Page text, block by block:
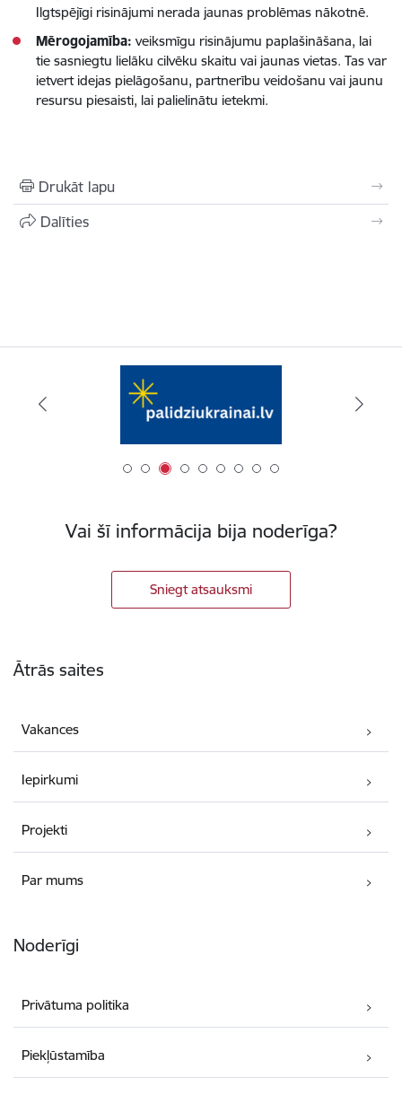
Ilgtspējīgi risinājumi nerada jaunas problēmas nākotnē.
Mērogojamība: veiksmīgu risinājumu paplašināšana, lai
tie sasniegtu lielāku cilvēku skaitu vai jaunas vietas. Tas var
ietvert idejas pielāgošanu, partnerību veidošanu vai jaunu
resursu piesaisti, lai palielinātu ietekmi.
Drukāt lapu
Dalīties
Vai šī informācija bija noderīga?
Sniegt atsauksmi
Ātrās saites
Vakances
Iepirkumi
Projekti
Par mums
Noderīgi
Privātuma politika
Piekļūstamība